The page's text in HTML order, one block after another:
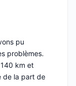
pu
problèmes.
km et
de la part de